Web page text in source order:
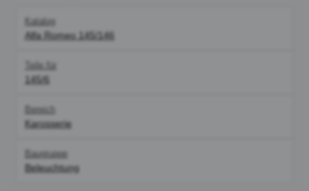
Katalog
Alfa Romeo 145/146
Teile für
145/6
Bereich
Karosserie
Baugruppe
Beleuchtung